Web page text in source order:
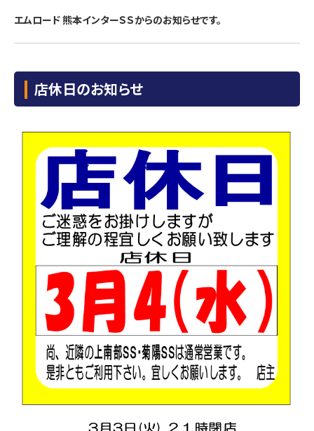
エムロード 熊本インターＳＳからのお知らせです。
店休日のお知らせ